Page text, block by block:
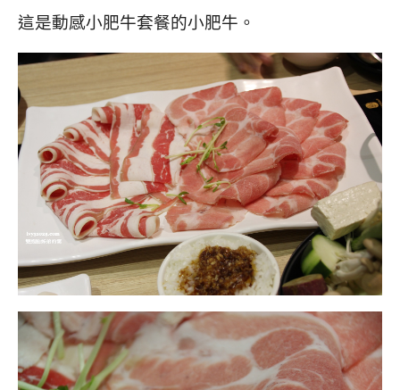
這是動感小肥牛套餐的小肥牛。